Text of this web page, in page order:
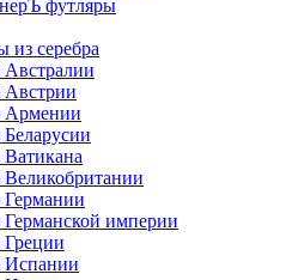
футляры
серебра
Австралии
Австрии
Армении
Ватикана
Великобритании
Германии
Германской империи
Греции
Испании